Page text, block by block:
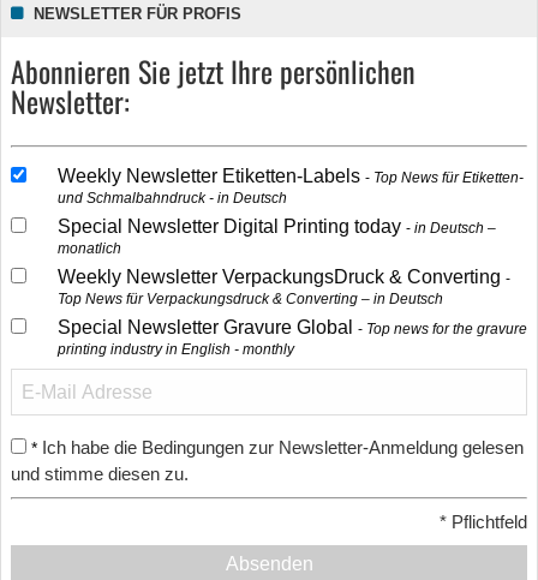
NEWSLETTER FÜR PROFIS
Abonnieren Sie jetzt Ihre persönlichen
Newsletter:
Weekly Newsletter Etiketten-Labels
Top News für Etiketten-
und Schmalbahndruck - in Deutsch
Special Newsletter Digital Printing today
in Deutsch –
monatlich
Weekly Newsletter VerpackungsDruck & Converting
Top News für Verpackungsdruck & Converting – in Deutsch
Special Newsletter Gravure Global
Top news for the gravure
printing industry in English - monthly
* Ich habe die Bedingungen zur Newsletter-Anmeldung gelesen
und stimme diesen zu.
* Pflichtfeld
Absenden